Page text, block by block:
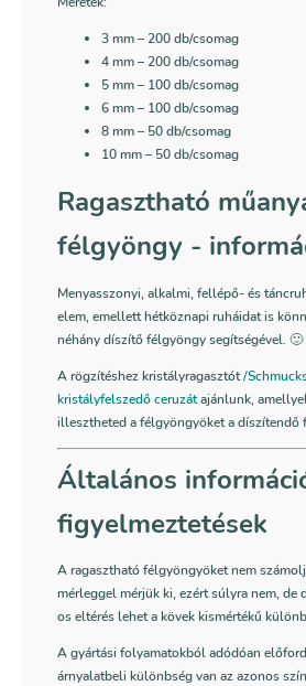
3 mm– 200 db/csomag
4 mm– 200 db/csomag
5 mm– 100 db/csomag
6 mm– 100 db/csomag
8 mm– 50 db/csomag
10 mm – 50 db/csomag
Ragasztható
félgyöngy -
Menyasszonyi, alkalmi, fellépő- és
elem, emellett hétköznapi ruháidat is
néhány díszítő félgyöngy segítségével. 🙂
A rögzítéshez kristályragasztót/
kristályfelszedő ceruzátajánlunk,
illesztheted a félgyöngyöket a díszítendő
Általános
figyelmeztetések
A ragasztható félgyöngyöket nem
mérleggel mérjük ki, ezért súlyra nem, de
os eltérés lehet a kövek kismértékű
A gyártási folyamatokból adódóan
árnyalatbeli különbség van az azonos